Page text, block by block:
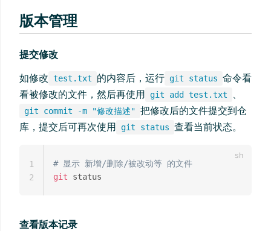
版本管理
提交修改
如修改 test.txt 的内容后，运行 git status 命令看
看被修改的文件，然后再使用 git add test.txt 、
git commit -m "修改描述" 把修改后的文件提交到仓
库，提交后可再次使用 git status 查看当前状态。
# 显示 新增/删除/被改动等 的文件
git
1
2
查看版本记录